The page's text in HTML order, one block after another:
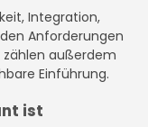
Integration,
Anforderungen
zählen außerdem
Einführung.
ist